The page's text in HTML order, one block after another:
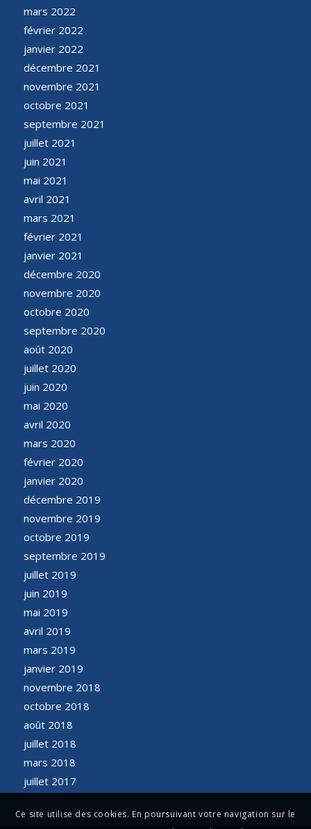
mars 2022
février 2022
janvier 2022
décembre 2021
novembre 2021
octobre 2021
septembre 2021
juillet 2021
juin 2021
mai 2021
avril 2021
mars 2021
février 2021
janvier 2021
décembre 2020
novembre 2020
octobre 2020
septembre 2020
août 2020
juillet 2020
juin 2020
mai 2020
avril 2020
mars 2020
février 2020
janvier 2020
décembre 2019
novembre 2019
octobre 2019
septembre 2019
juillet 2019
juin 2019
mai 2019
avril 2019
mars 2019
janvier 2019
novembre 2018
octobre 2018
août 2018
juillet 2018
mars 2018
juillet 2017
Ce site utilise des cookies. En poursuivant votre navigation sur le